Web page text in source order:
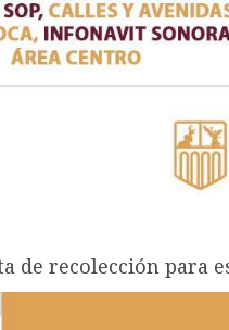
de recolección para